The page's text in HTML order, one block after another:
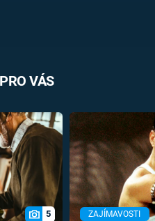
VÁS
5 ZAJÍMAVOSTI